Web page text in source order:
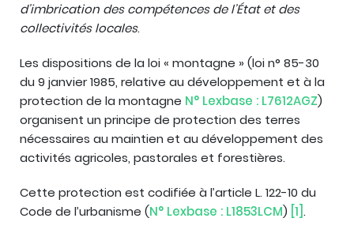
d’imbrication des compétences de l’État et des
collectivités locales.
Les dispositions de la loi « montagne » (loi n° 85-30
du 9 janvier 1985, relative au développement et à la
protection de la montagne N° Lexbase : L7612AGZ)
organisent un principe de protection des terres
nécessaires au maintien et au développement des
activités agricoles, pastorales et forestières.
Cette protection est codifiée à l’article L. 122-10 du
Code de l’urbanisme (N° Lexbase : L1853LCM) [1] .